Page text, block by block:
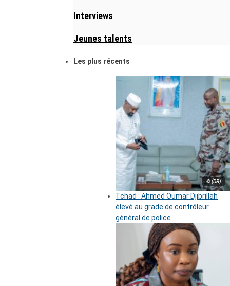
Interviews
Jeunes talents
Les plus récents
© (DR)
Tchad : Ahmed Oumar Djibrillah
élevé au grade de contrôleur
général de police